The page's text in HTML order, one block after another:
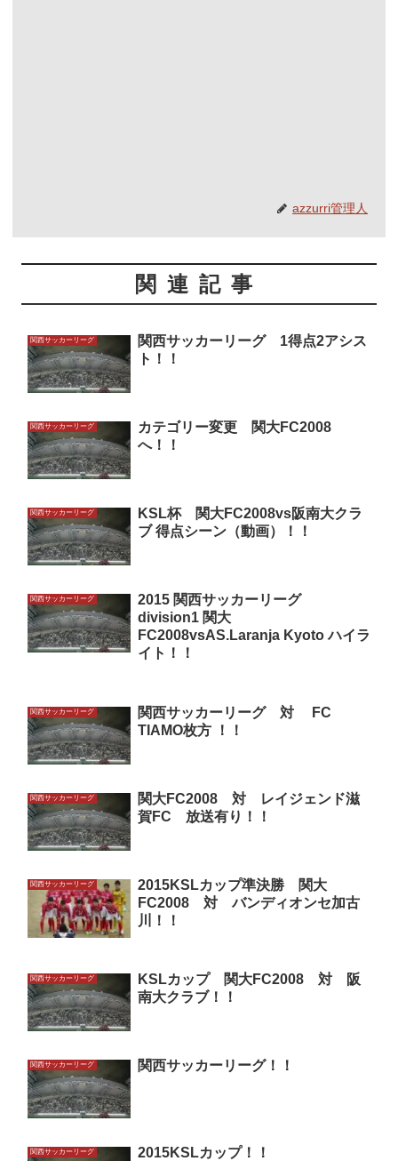
azzurri管理人
関連記事
関西サッカーリーグ
関西サッカーリーグ 1得点2アシス
ト！！
関西サッカーリーグ
カテゴリー変更 関大FC2008
へ！！
関西サッカーリーグ
KSL杯 関大FC2008vs阪南大クラ
ブ 得点シーン（動画）！！
関西サッカーリーグ
2015 関西サッカーリーグ
division1 関大
FC2008vsAS.Laranja Kyoto ハイラ
イト！！
関西サッカーリーグ
関西サッカーリーグ 対 FC
TIAMO枚方 ！！
関西サッカーリーグ
関大FC2008 対 レイジェンド滋
賀FC 放送有り！！
関西サッカーリーグ
2015KSLカップ準決勝 関大
FC2008 対 バンディオンセ加古
川！！
関西サッカーリーグ
KSLカップ 関大FC2008 対 阪
南大クラブ！！
関西サッカーリーグ 関西サッカーリーグ！！
関西サッカーリーグ 2015KSLカップ！！